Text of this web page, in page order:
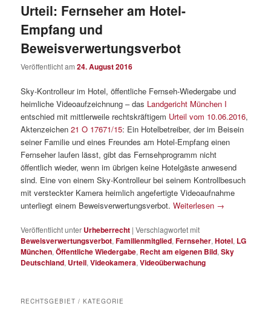
Urteil: Fernseher am Hotel-
Empfang und
Beweisverwertungsverbot
Veröffentlicht am24. August 2016
Sky-Kontrolleur im Hotel, öffentliche Fernseh-Wiedergabe und
heimliche Videoaufzeichnung – das Landgericht München I
entschied mit mittlerweile rechtskräftigem Urteil vom 10.06.2016,
Aktenzeichen21 O 17671/15: Ein Hotelbetreiber, der im Beisein
seiner Familie und eines Freundes am Hotel-Empfang einen
Fernseher laufen lässt, gibt das Fernsehprogramm nicht
öffentlich wieder, wenn im übrigen keine Hotelgäste anwesend
sind. Eine von einem Sky-Kontrolleur bei seinem Kontrollbesuch
mit versteckter Kamera heimlich angefertigte Videoaufnahme
unterliegt einem Beweisverwertungsverbot.Weiterlesen →
Veröffentlicht unter Urheberrecht |Verschlagwortet mit
Beweisverwertungsverbot,Familienmitglied,Fernseher,Hotel, LG
München,Öffentliche Wiedergabe, Recht am eigenen Bild,Sky
Deutschland, Urteil,Videokamera,Videoüberwachung
RECHTSGEBIET / KATEGORIE